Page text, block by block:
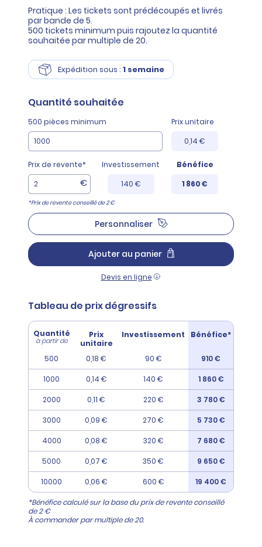
Pratique : Les tickets sont prédécoupés et livrés
par bande de 5.
500 tickets minimum puis rajoutez la quantité
souhaitée par multiple de 20.
Expédition sous : 1 semaine
Quantité souhaitée
500 pièces minimum
Prix unitaire
0,14 €
Prix de revente*
€
Investissement
140 €
Bénéfice
1 860 €
*Prix de revente conseillé de 2 €
Personnaliser
Ajouter au panier
Devis en ligne
Tableau de prix dégressifs
Quantité
à partir de
Prix
unitaire
Investissement Bénéfice*
500 0,18 € 90 € 910 €
1000 0,14 € 140 € 1 860 €
2000 0,11 € 220 € 3 780 €
3000 0,09 € 270 € 5 730 €
4000 0,08 € 320 € 7 680 €
5000 0,07 € 350 € 9 650 €
10000 0,06 € 600 € 19 400 €
*Bénéfice calculé sur la base du prix de revente conseillé
de 2 €
À commander par multiple de 20.